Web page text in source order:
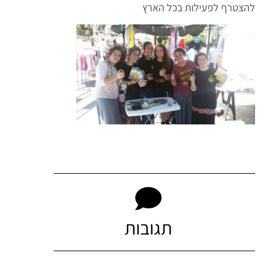
להצטרף לפעילות בכל הארץ
תגובות